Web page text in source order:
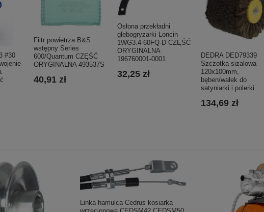
#30
Filtr powietrza B&S
wstępny Series
600/Quantum CZĘŚĆ
ORYGINALNA 493537S
40,91 zł
Osłona przekładni
glebogryzarki Loncin
1WG3.4-60FQ-D CZĘŚĆ
ORYGINALNA
196760001-0001
32,25 zł
DEDRA DED79339
Szczotka sizalowa
120x100mm,
bęben/wałek do
satyniarki i polerki
134,69 zł
Linka hamulca Cedrus kosiarka